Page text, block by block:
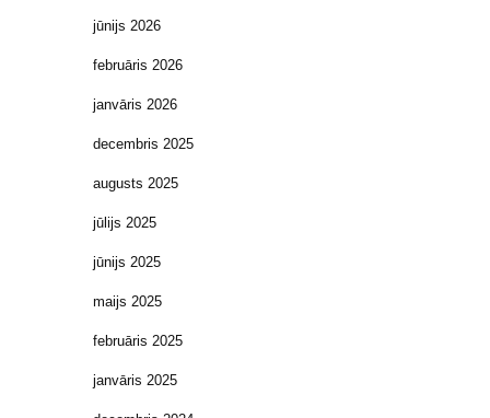
jūnijs 2026
februāris 2026
janvāris 2026
decembris 2025
augusts 2025
jūlijs 2025
jūnijs 2025
maijs 2025
februāris 2025
janvāris 2025